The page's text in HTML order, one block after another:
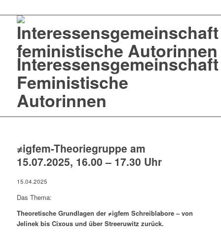
Interessensgemeinschaft
Feministische
Autorinnen
≠igfem-Theoriegruppe am
15.07.2025, 16.00 – 17.30 Uhr
15.04.2025
Das Thema:
Theoretische Grundlagen der ≠igfem Schreiblabore – von
Jelinek bis Cixous und über Streeruwitz zurück.